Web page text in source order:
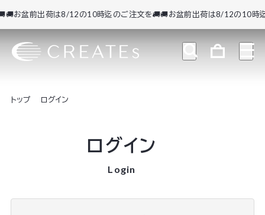
お盆前出荷は8/12の10時迄のご注文を🚚🚚お盆前出荷は8/12の10時迄
トップ ログイン
ログイン
Login